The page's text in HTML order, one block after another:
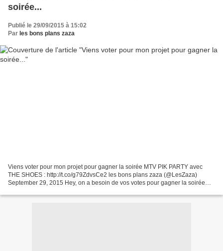
soirée...
Publié le 29/09/2015 à 15:02
Par les bons plans zaza
Viens voter pour mon projet pour gagner la soirée MTV PIK PARTY avec
THE SHOES : http://t.co/g79ZdvsCe2 les bons plans zaza (@LesZaza)
September 29, 2015 Hey, on a besoin de vos votes pour gagner la soirée